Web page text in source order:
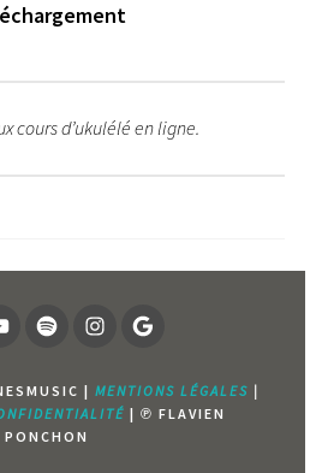
cours d’ukulélé en ligne.
SPOTIFYINSTAGRAM
PAGE
GOOGLE
| MENTIONS LÉGALES |
| ℗ FLAVIEN
PONCHON